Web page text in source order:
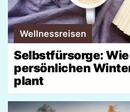
Wellnessreisen
Selbstfürsorge:
persönlichen
plant